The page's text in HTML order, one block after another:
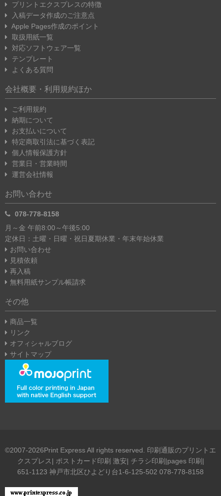
プリントエクスプレスの特徴
入稿データ作成のご注意点
Apple Pages作成のポイント
取扱用紙一覧
対応ソフトウェア一覧
テンプレート
よくある質問
会社概要・利用規約ほか
ご利用規約
納期について
お支払いについて
特定商取引法に基づく表記
個人情報保護方針
営業日・営業時間
運営会社情報
お問い合わせ
078-778-8158
月～金 午前8:00～午後5:00
定休日：土曜・日曜・祝日 夏期休業・年末年始休業
お問い合わせ
見積依頼
再入稿
無料用紙サンプル帳請求
その他
商品一覧
リンク
オフィシャルブログ
サイトマップ
©2007-2026Print Express All rights reserved. 印刷通販のプリントエ
クスプレス| ポストカード印刷 激安| チラシ印刷|pages 印刷|
651-1123 神戸市北区ひよどり台1-6-125-502 078-778-8158